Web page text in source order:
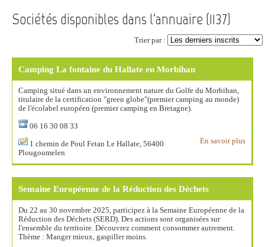
Sociétés disponibles dans l'annuaire (1137)
Trier par :
Camping La fontaine du Hallate en Morbihan
Camping situé dans un environnement nature du Golfe du Morbihan,
titulaire de la certification "green globe"(premier camping au monde)
de l'écolabel européen (premier camping en Bretagne).
06 16 30 08 33
En savoir plus
1 chemin de Poul Fetan Le Hallate, 56400
Plougoumelen
Semaine Européenne de la Réduction des Déchets
Du 22 au 30 novembre 2025, participez à la Semaine Européenne de la
Réduction des Déchets (SERD). Des actions sont organisées sur
l'ensemble du territoire. Découvrez comment consommer autrement.
Thème : Manger mieux, gaspiller moins.